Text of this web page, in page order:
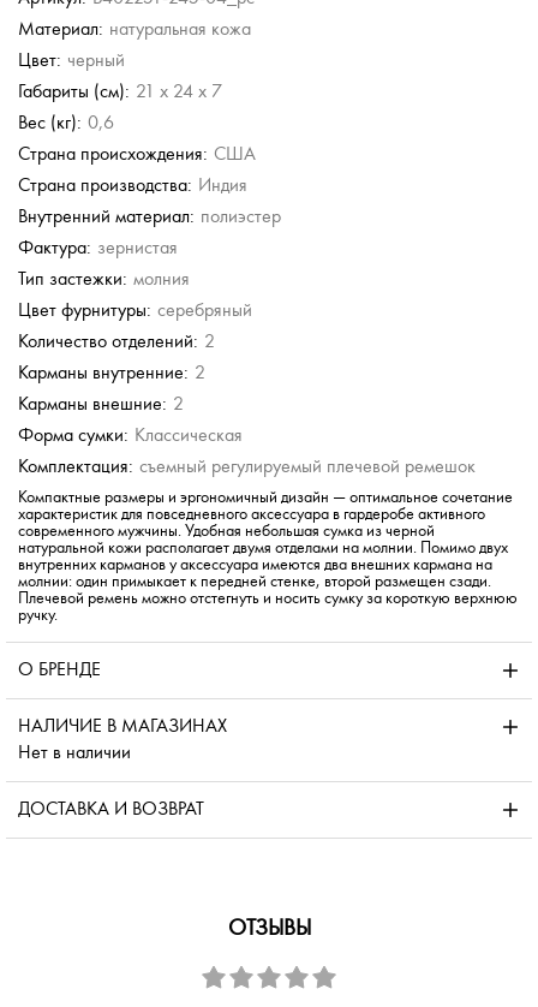
Сумка через плечо
8 748 руб.
14 580 руб.
Сумка через плечо
8 748 руб.
14 580 руб.
Материал: натуральная кожа
Цвет: черный
Габариты (см): 21 x 24 x 7
Вес (кг): 0,6
Страна происхождения: США
Страна производства: Индия
Внутренний материал: полиэстер
Фактура: зернистая
Тип застежки: молния
Цвет фурнитуры: серебряный
Количество отделений: 2
Карманы внутренние: 2
Карманы внешние: 2
Форма сумки: Классическая
Комплектация: съемный регулируемый плечевой ремешок
Компактные размеры и эргономичный дизайн — оптимальное сочетание
характеристик для повседневного аксессуара в гардеробе активного
современного мужчины. Удобная небольшая сумка из черной
натуральной кожи располагает двумя отделами на молнии. Помимо двух
внутренних карманов у аксессуара имеются два внешних кармана на
молнии: один примыкает к передней стенке, второй размещен сзади.
Плечевой ремень можно отстегнуть и носить сумку за короткую верхнюю
ручку.
О БРЕНДЕ
НАЛИЧИЕ В МАГАЗИНАХ
Нет в наличии
ДОСТАВКА И ВОЗВРАТ
ОТЗЫВЫ